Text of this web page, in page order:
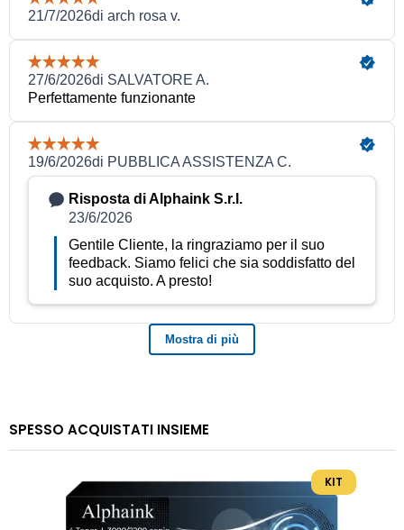
SPESSO ACQUISTATI INSIEME
KIT